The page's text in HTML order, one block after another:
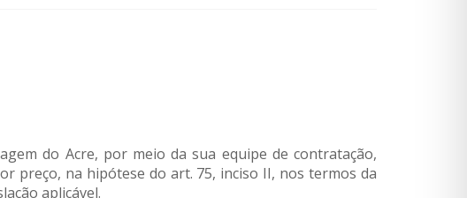
do Acre, por meio da sua equipe de contratação,
preço, na hipótese do art. 75, inciso II, nos termos da
aplicável.